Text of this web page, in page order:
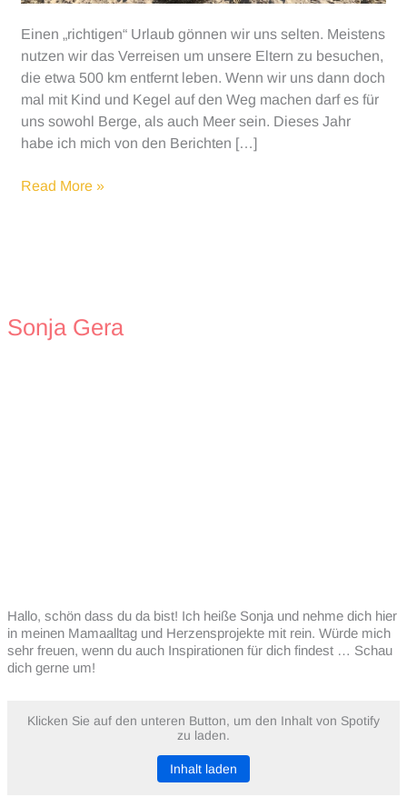
Einen „richtigen“ Urlaub gönnen wir uns selten. Meistens
nutzen wir das Verreisen um unsere Eltern zu besuchen,
die etwa 500 km entfernt leben. Wenn wir uns dann doch
mal mit Kind und Kegel auf den Weg machen darf es für
uns sowohl Berge, als auch Meer sein. Dieses Jahr
habe ich mich von den Berichten […]
Urlaub
Read More »
Sonja Gera
Hallo, schön dass du da bist! Ich heiße Sonja und nehme dich hier
in meinen Mamaalltag und Herzensprojekte mit rein. Würde mich
sehr freuen, wenn du auch Inspirationen für dich findest … Schau
dich gerne um!
Klicken Sie auf den unteren Button, um den Inhalt von Spotify
zu laden.
Inhalt laden